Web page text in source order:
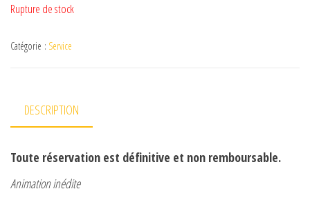
Rupture de stock
Catégorie : Service
DESCRIPTION
Toute réservation est définitive et non remboursable.
Animation inédite